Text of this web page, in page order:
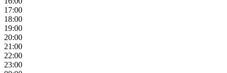
17:00
18:00
19:00
20:00
21:00
22:00
23:00